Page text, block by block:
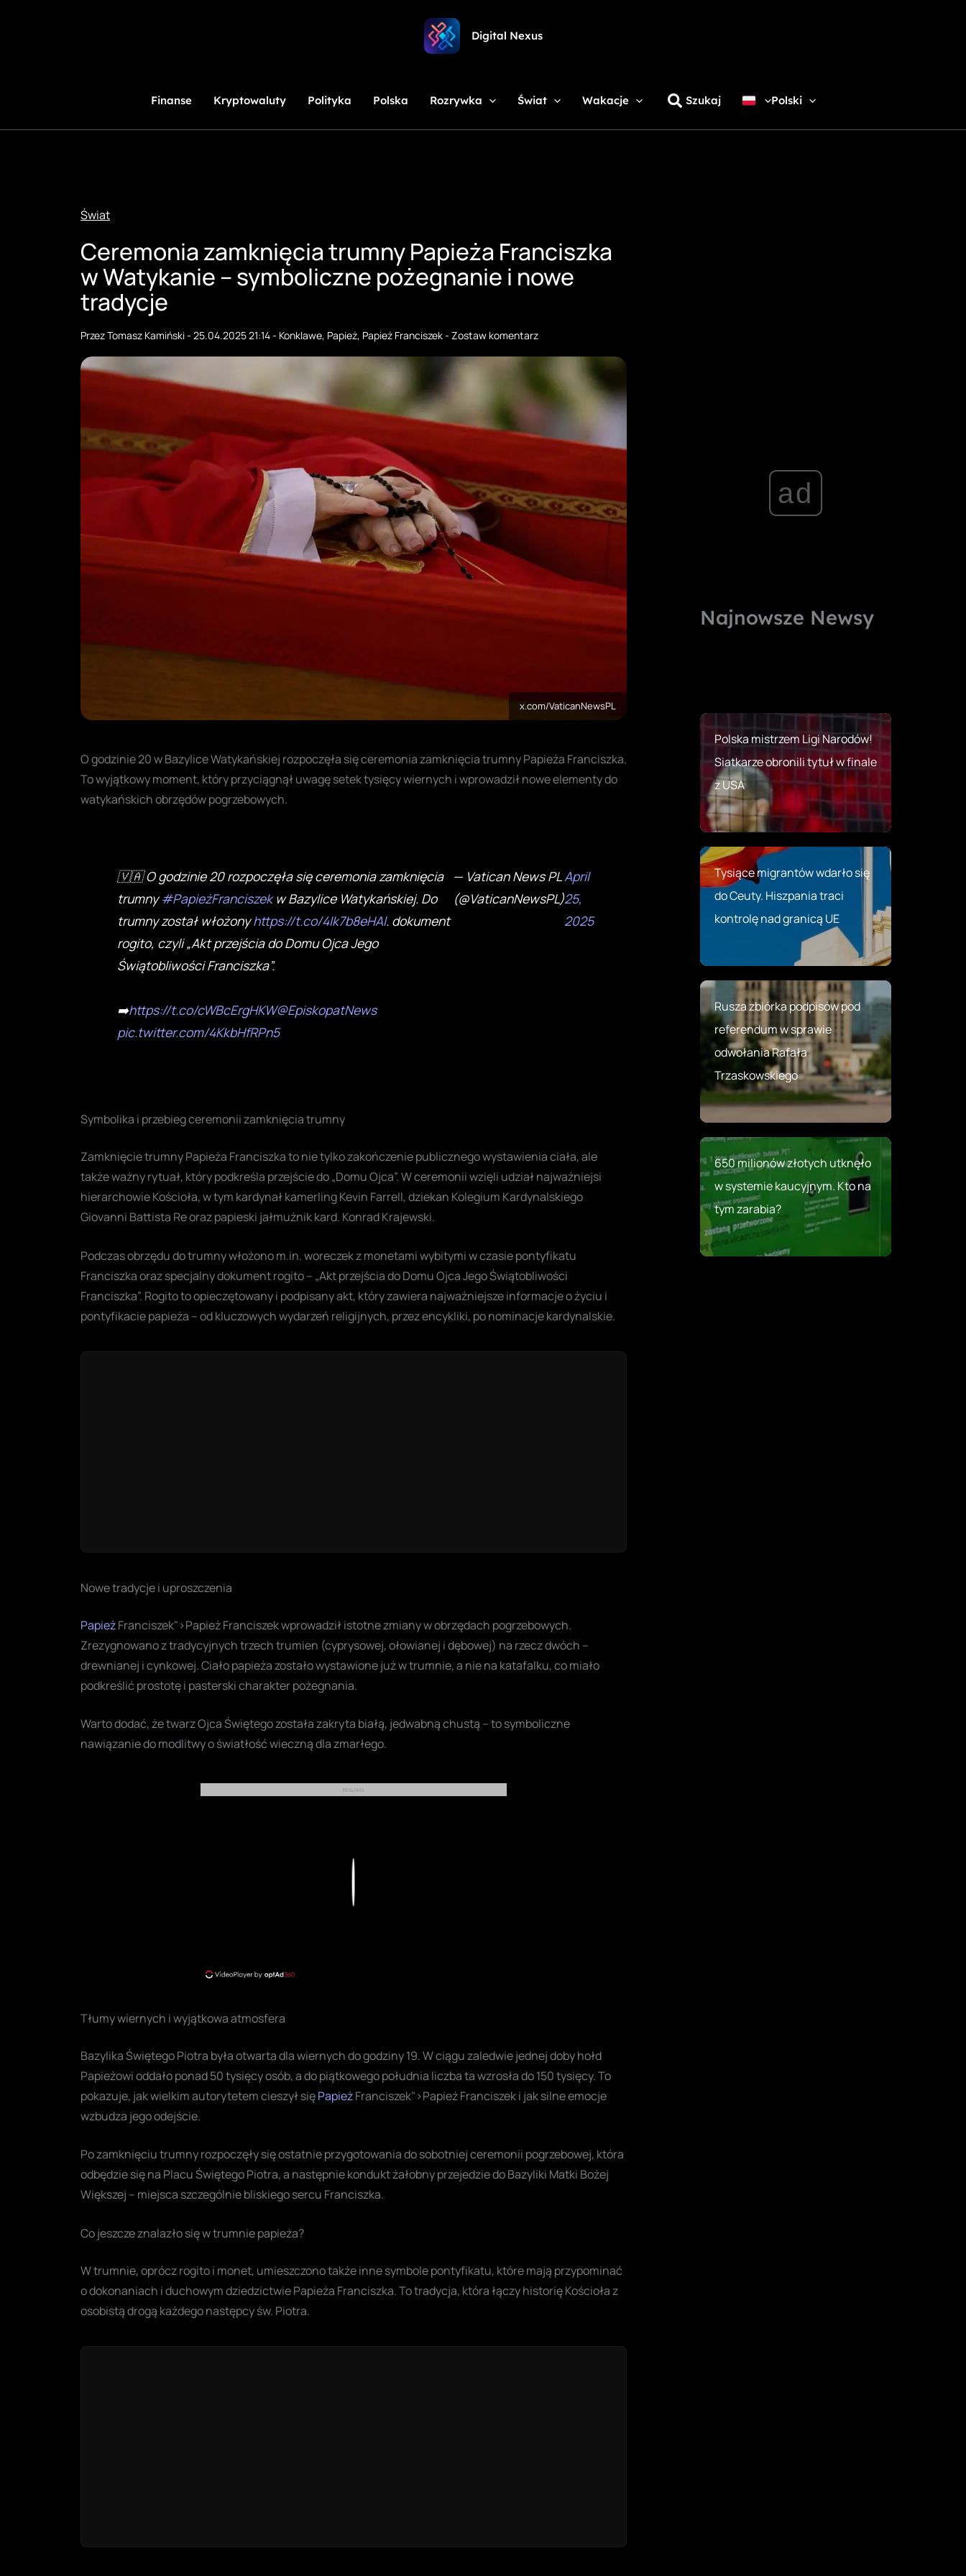
Digital Nexus
Finanse Kryptowaluty Polityka Polska Rozrywka Świat Wakacje Szukaj Polski
Świat
Ceremonia zamknięcia trumny Papieża Franciszka
w Watykanie – symboliczne pożegnanie i nowe
tradycje
PrzezTomasz Kamiński- 25.04.2025 21:14- Konklawe, Papież, Papież Franciszek- Zostaw komentarz
x.com/VaticanNewsPL
O godzinie 20 w Bazylice Watykańskiej rozpoczęła się ceremonia zamknięcia trumny Papieża Franciszka.
To wyjątkowy moment, który przyciągnął uwagę setek tysięcy wiernych i wprowadził nowe elementy do
watykańskich obrzędów pogrzebowych.
🇻🇦 O godzinie 20 rozpoczęła się ceremonia zamknięcia
trumny#PapieżFranciszekw Bazylice Watykańskiej. Do
trumny został włożonyhttps://t.co/4Ik7b8eHAl. dokument
rogito, czyli „Akt przejścia do Domu Ojca Jego
Świątobliwości Franciszka”.
➡️https://t.co/cWBcErgHKW@EpiskopatNews
pic.twitter.com/4KkbHfRPn5
— Vatican News PL
(@VaticanNewsPL)
April
25,
2025
Symbolika i przebieg ceremonii zamknięcia trumny
Zamknięcie trumny Papieża Franciszka to nie tylko zakończenie publicznego wystawienia ciała, ale
także ważny rytuał, który podkreśla przejście do „Domu Ojca”. W ceremonii wzięli udział najważniejsi
hierarchowie Kościoła, w tym kardynał kamerling Kevin Farrell, dziekan Kolegium Kardynalskiego
Giovanni Battista Re oraz papieski jałmużnik kard. Konrad Krajewski.
Podczas obrzędu do trumny włożono m.in. woreczek z monetami wybitymi w czasie pontyfikatu
Franciszka oraz specjalny dokument rogito – „Akt przejścia do Domu Ojca Jego Świątobliwości
Franciszka”. Rogito to opieczętowany i podpisany akt, który zawiera najważniejsze informacje o życiu i
pontyfikacie papieża – od kluczowych wydarzeń religijnych, przez encykliki, po nominacje kardynalskie.
Nowe tradycje i uproszczenia
PapieżFranciszek">Papież Franciszek wprowadził istotne zmiany w obrzędach pogrzebowych.
Zrezygnowano z tradycyjnych trzech trumien (cyprysowej, ołowianej i dębowej) na rzecz dwóch –
drewnianej i cynkowej. Ciało papieża zostało wystawione już w trumnie, a nie na katafalku, co miało
podkreślić prostotę i pasterski charakter pożegnania.
Warto dodać, że twarz Ojca Świętego została zakryta białą, jedwabną chustą – to symboliczne
nawiązanie do modlitwy o światłość wieczną dla zmarłego.
REKLAMA
Tłumy wiernych i wyjątkowa atmosfera
Bazylika Świętego Piotra była otwarta dla wiernych do godziny 19. W ciągu zaledwie jednej doby hołd
Papieżowi oddało ponad 50 tysięcy osób, a do piątkowego południa liczba ta wzrosła do 150 tysięcy. To
pokazuje, jak wielkim autorytetem cieszył sięPapieżFranciszek">Papież Franciszek i jak silne emocje
wzbudza jego odejście.
Po zamknięciu trumny rozpoczęły się ostatnie przygotowania do sobotniej ceremonii pogrzebowej, która
odbędzie się na Placu Świętego Piotra, a następnie kondukt żałobny przejedzie do Bazyliki Matki Bożej
Większej – miejsca szczególnie bliskiego sercu Franciszka.
Co jeszcze znalazło się w trumnie papieża?
W trumnie, oprócz rogito i monet, umieszczono także inne symbole pontyfikatu, które mają przypominać
o dokonaniach i duchowym dziedzictwie Papieża Franciszka. To tradycja, która łączy historię Kościoła z
osobistą drogą każdego następcy św. Piotra.
ad
Najnowsze Newsy
Polska mistrzem Ligi Narodów!
Siatkarze obronili tytuł w finale
z USA
Tysiące migrantów wdarło się
do Ceuty. Hiszpania traci
kontrolę nad granicą UE
Rusza zbiórka podpisów pod
referendum w sprawie
odwołania Rafała
Trzaskowskiego
650 milionów złotych utknęło
w systemie kaucyjnym. Kto na
tym zarabia?